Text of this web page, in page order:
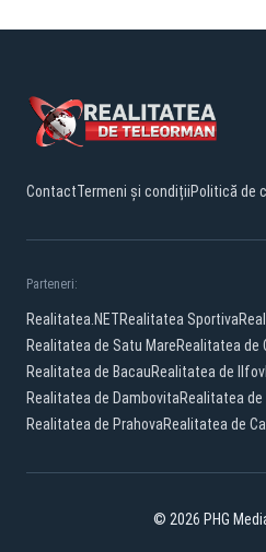
ContactTermeni și condițiiPolitică de
Parteneri:
Realitatea.NETRealitatea Sportiva
Realitatea de Satu MareRealitatea de
Realitatea de BacauRealitatea de Ilfov
Realitatea de DambovitaRealitatea de
Realitatea de PrahovaRealitatea de
© 2026 PHG